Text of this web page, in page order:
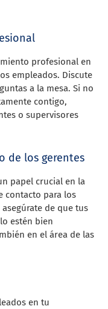
profesional en
empleados. Discute
a la mesa. Si no
contigo,
o supervisores
de los gerentes
papel crucial en la
contacto para los
de que tus
estén bien
en el área de las
en tu